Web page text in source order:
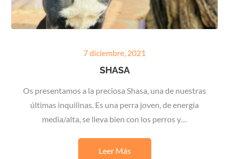
Posted
7 diciembre, 2021
SHASA
Os presentamos a la preciosa Shasa, una de nuestras
últimas inquilinas. Es una perra joven, de energía
media/alta, se lleva bien con los perros y…
Leer Más